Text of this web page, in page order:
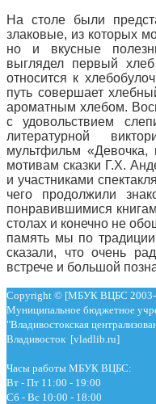
На столе были
злаковые, из которых
но и вкусные
выглядел первый
относится к
путь совершает
ароматным хлебом.
с удовольствием
литературной
мультфильм «Девочка,
мотивам сказки Г.Х.
и участниками
чего продолжили
понравившимися
столах и конечно не
память мы по
сказали, что очень
встрече и большой
Copyright © [МБУК ВЦБС
Муниципальное бюджетное
"Владивостокская
Владивосток [vladlib.ru]
Часы работы МБУК ВЦБС:
Вт - Пт 11:00 - 19:00
Сб - Вс 10:00 - 18:00